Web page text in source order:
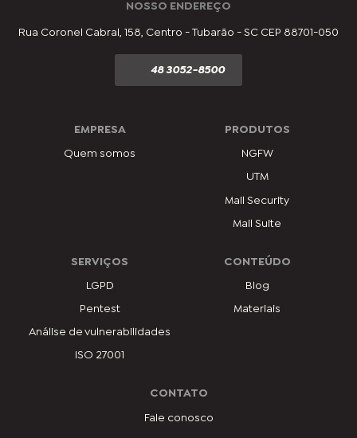
NOSSO ENDEREÇO
Rua Coronel Cabral, 158, Centro - Tubarão - SC CEP 88701-050
48 3052-8500
EMPRESA
Quem somos
PRODUTOS
NGFW
UTM
Mail Security
Mail Suite
SERVIÇOS
LGPD
Pentest
Análise de vulnerabilidades
ISO 27001
CONTEÚDO
Blog
Materiais
CONTATO
Fale conosco